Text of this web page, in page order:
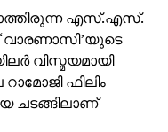
എസ്.എസ്.
വിസ്മയമായി
ഫിലിം
ചടങ്ങിലാണ്